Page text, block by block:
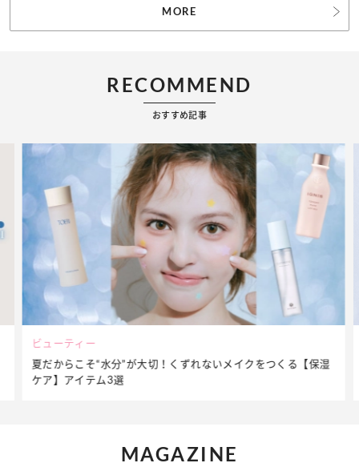
MORE
RECOMMEND
おすすめ記事
ビューティー
夏だからこそ“水分”が大切！くずれないメイクをつくる【保湿
ケア】アイテム3選
MAGAZINE